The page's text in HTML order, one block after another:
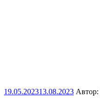
Опубликовано
19.05.202313.08.2023 Автор: